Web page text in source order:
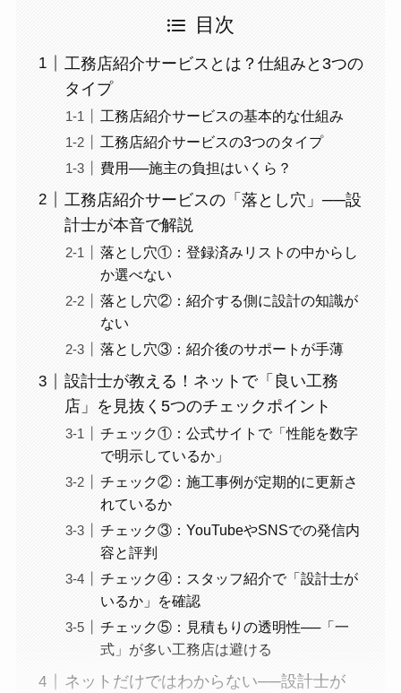
目次
工務店紹介サービスとは？仕組みと3つの
タイプ
工務店紹介サービスの基本的な仕組み
工務店紹介サービスの3つのタイプ
費用──施主の負担はいくら？
工務店紹介サービスの「落とし穴」──設
計士が本音で解説
落とし穴①：登録済みリストの中からし
か選べない
落とし穴②：紹介する側に設計の知識が
ない
落とし穴③：紹介後のサポートが手薄
設計士が教える！ネットで「良い工務
店」を見抜く5つのチェックポイント
チェック①：公式サイトで「性能を数字
で明示しているか」
チェック②：施工事例が定期的に更新さ
れているか
チェック③：YouTubeやSNSでの発信内
容と評判
チェック④：スタッフ紹介で「設計士が
いるか」を確認
チェック⑤：見積もりの透明性──「一
式」が多い工務店は避ける
ネットだけではわからない──設計士が